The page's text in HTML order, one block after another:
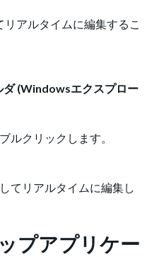
アルタイムに編集するこ
(Windowsエクスプロー
ルクリックします。
てリアルタイムに編集し
プアプリケー